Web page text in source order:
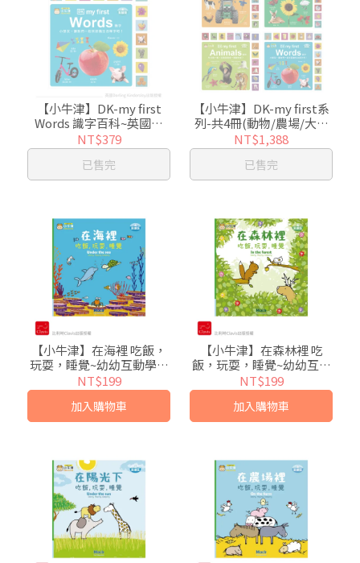
【小牛津】DK-my first
Words 識字百科~英國授
權-親子共讀幼幼認知書-中
英點讀
NT$379
已售完
【小牛津】DK-my first系
列-共4冊(動物/農場/大自
然/識字)~英國授權-親子共
讀幼幼認知書-中英點讀
NT$1,388
已售完
【小牛津】在海裡 吃飯，
玩耍，睡覺~幼幼互動學習
繪本-比利時Clavis授權-中
英點讀
NT$199
加入購物車
【小牛津】在森林裡 吃
飯，玩耍，睡覺~幼幼互動
學習繪本-比利時Clavis授
權-中英點讀
NT$199
加入購物車